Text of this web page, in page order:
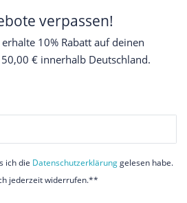
verpassen!
10% Rabatt auf deinen
€ innerhalb Deutschland.
ich die Daten­schutz­erklärunggelesen habe.
jederzeit widerrufen.**